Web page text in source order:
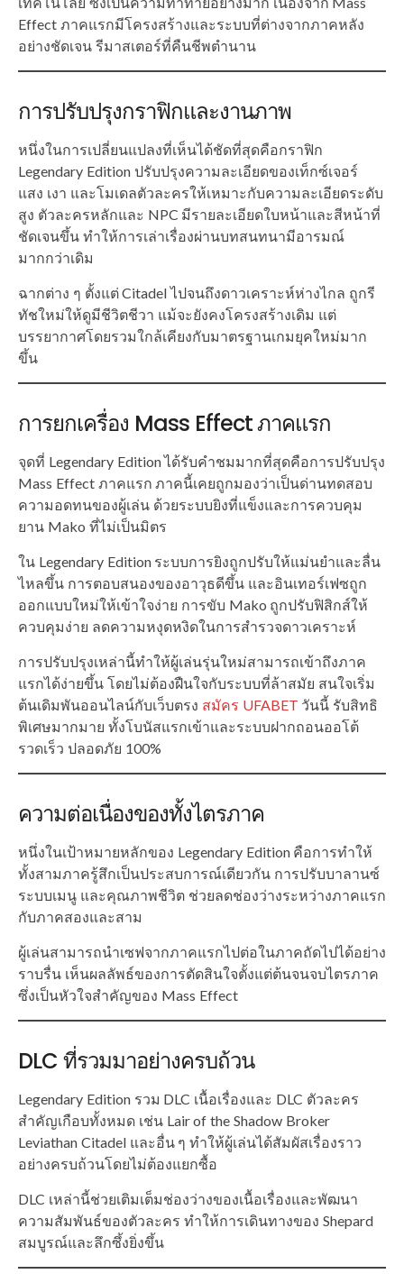
Effect ภาคแรกมีโครงสร้างและระบบที่ต่างจากภาคหลัง
อย่างชัดเจน รีมาสเตอร์ที่คืนชีพตำนาน
การปรับปรุงกราฟิกและงานภาพ
หนึ่งในการเปลี่ยนแปลงที่เห็นได้ชัดที่สุดคือกราฟิก
Legendary Edition ปรับปรุงความละเอียดของเท็กซ์เจอร์
แสง เงา และโมเดลตัวละครให้เหมาะกับความละเอียดระดับ
สูง ตัวละครหลักและ NPC มีรายละเอียดใบหน้าและสีหน้าที่
ชัดเจนขึ้น ทำให้การเล่าเรื่องผ่านบทสนทนามีอารมณ์
มากกว่าเดิม
ฉากต่าง ๆ ตั้งแต่ Citadel ไปจนถึงดาวเคราะห์ห่างไกล ถูกรี
ทัชใหม่ให้ดูมีชีวิตชีวา แม้จะยังคงโครงสร้างเดิม แต่
บรรยากาศโดยรวมใกล้เคียงกับมาตรฐานเกมยุคใหม่มาก
ขึ้น
การยกเครื่อง Mass Effect ภาคแรก
จุดที่ Legendary Edition ได้รับคำชมมากที่สุดคือการปรับปรุง
Mass Effect ภาคแรก ภาคนี้เคยถูกมองว่าเป็นด่านทดสอบ
ความอดทนของผู้เล่น ด้วยระบบยิงที่แข็งและการควบคุม
ยาน Mako ที่ไม่เป็นมิตร
ใน Legendary Edition ระบบการยิงถูกปรับให้แม่นยำและลื่น
ไหลขึ้น การตอบสนองของอาวุธดีขึ้น และอินเทอร์เฟซถูก
ออกแบบใหม่ให้เข้าใจง่าย การขับ Mako ถูกปรับฟิสิกส์ให้
ควบคุมง่าย ลดความหงุดหงิดในการสำรวจดาวเคราะห์
การปรับปรุงเหล่านี้ทำให้ผู้เล่นรุ่นใหม่สามารถเข้าถึงภาค
แรกได้ง่ายขึ้น โดยไม่ต้องฝืนใจกับระบบที่ล้าสมัย สนใจเริ่ม
ต้นเดิมพันออนไลน์กับเว็บตรง สมัคร UFABET วันนี้ รับสิทธิ
พิเศษมากมาย ทั้งโบนัสแรกเข้าและระบบฝากถอนออโต้
รวดเร็ว ปลอดภัย 100%
ความต่อเนื่องของทั้งไตรภาค
หนึ่งในเป้าหมายหลักของ Legendary Edition คือการทำให้
ทั้งสามภาครู้สึกเป็นประสบการณ์เดียวกัน การปรับบาลานซ์
ระบบเมนู และคุณภาพชีวิต ช่วยลดช่องว่างระหว่างภาคแรก
กับภาคสองและสาม
ผู้เล่นสามารถนำเซฟจากภาคแรกไปต่อในภาคถัดไปได้อย่าง
ราบรื่น เห็นผลลัพธ์ของการตัดสินใจตั้งแต่ต้นจนจบไตรภาค
ซึ่งเป็นหัวใจสำคัญของ Mass Effect
DLC ที่รวมมาอย่างครบถ้วน
Legendary Edition รวม DLC เนื้อเรื่องและ DLC ตัวละคร
สำคัญเกือบทั้งหมด เช่น Lair of the Shadow Broker
Leviathan Citadel และอื่น ๆ ทำให้ผู้เล่นได้สัมผัสเรื่องราว
อย่างครบถ้วนโดยไม่ต้องแยกซื้อ
DLC เหล่านี้ช่วยเติมเต็มช่องว่างของเนื้อเรื่องและพัฒนา
ความสัมพันธ์ของตัวละคร ทำให้การเดินทางของ Shepard
สมบูรณ์และลึกซึ้งยิ่งขึ้น